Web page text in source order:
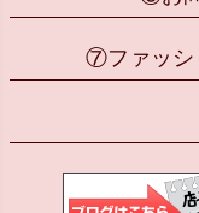
⑦ファッシ